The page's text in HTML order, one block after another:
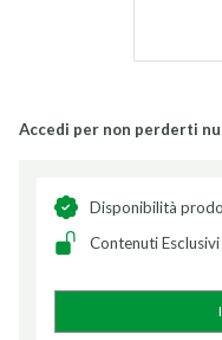
Accedi per non perderti
Disponibilità
Contenuti Esclusivi